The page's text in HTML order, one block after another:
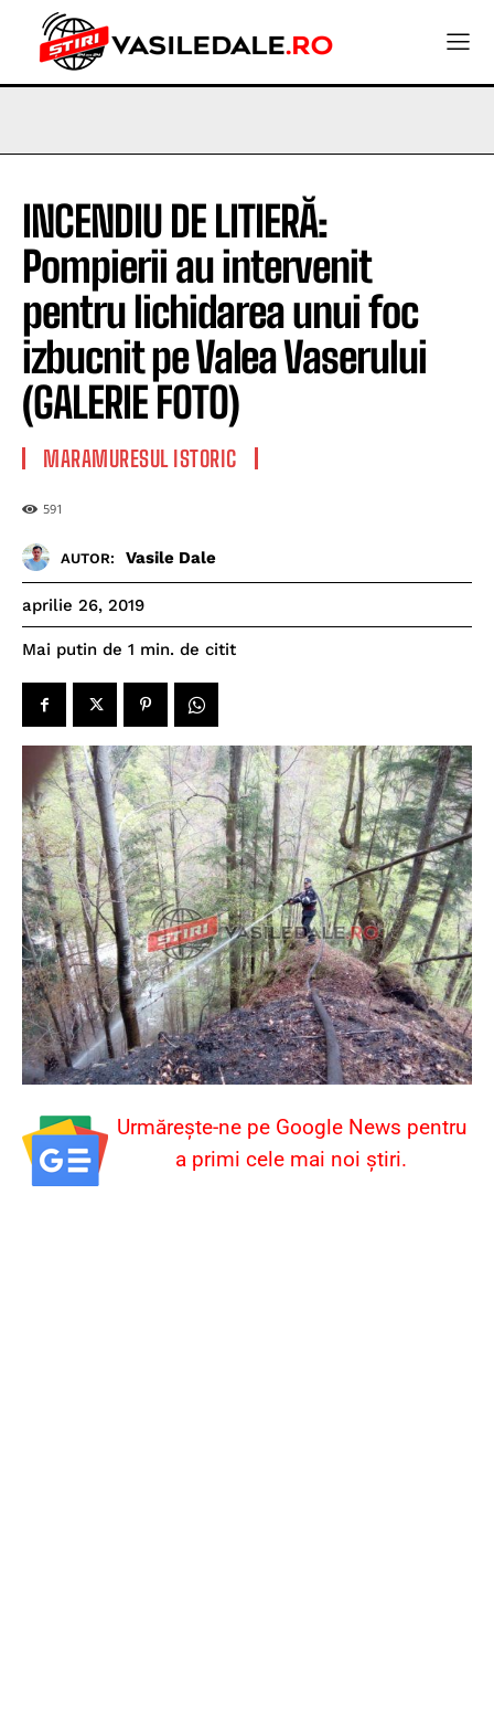
INCENDIU DE LITIERĂ:
Pompierii au intervenit
pentru lichidarea unui foc
izbucnit pe Valea Vaserului
(GALERIE FOTO)
MARAMURESUL ISTORIC
591
AUTOR: Vasile Dale
aprilie 26, 2019
Mai putin de 1 min. de citit
Urmărește-ne pe Google News pentru
a primi cele mai noi știri.